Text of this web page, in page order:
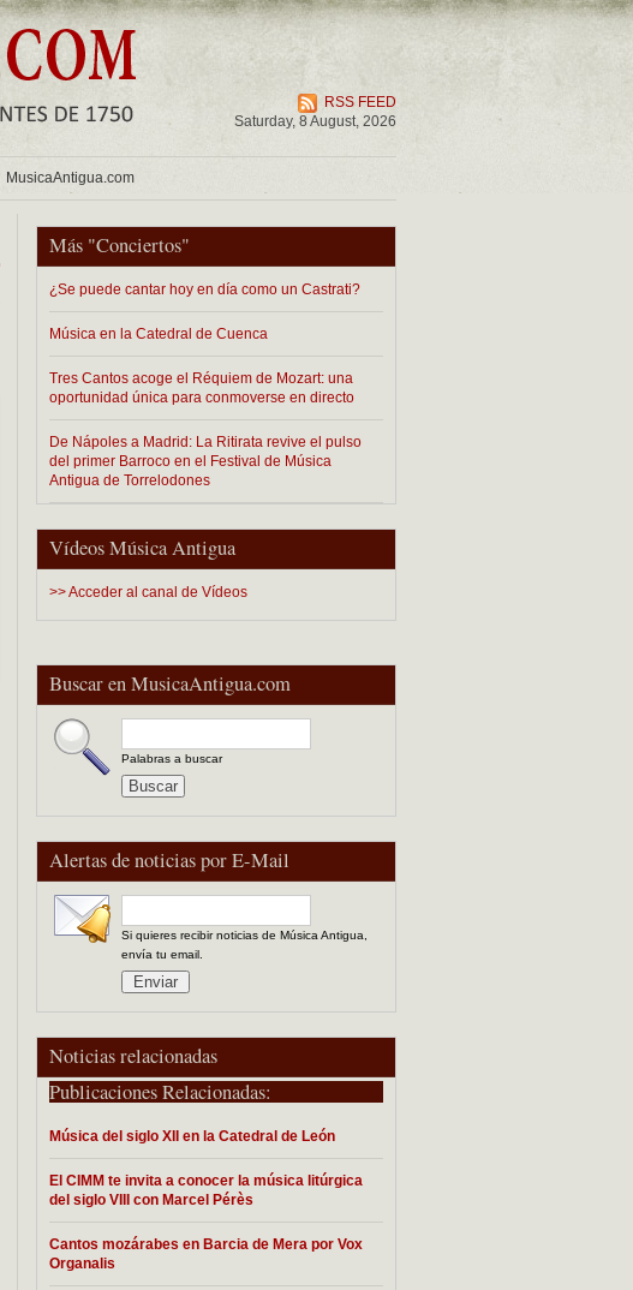
RSS FEED
Saturday, 8 August, 2026
MusicaAntigua.com
Más "Conciertos"
¿Se puede cantar hoy en día como un Castrati?
Música en la Catedral de Cuenca
Tres Cantos acoge el Réquiem de Mozart: una
oportunidad única para conmoverse en directo
De Nápoles a Madrid: La Ritirata revive el pulso
del primer Barroco en el Festival de Música
Antigua de Torrelodones
Vídeos Música Antigua
>> Acceder al canal de Vídeos
Buscar en MusicaAntigua.com
Palabras a buscar
Alertas de noticias por E-Mail
Si quieres recibir noticias de Música Antigua,
envía tu email.
Noticias relacionadas
Publicaciones Relacionadas:
Música del siglo XII en la Catedral de León
El CIMM te invita a conocer la música litúrgica
del siglo VIII con Marcel Pérès
Cantos mozárabes en Barcia de Mera por Vox
Organalis